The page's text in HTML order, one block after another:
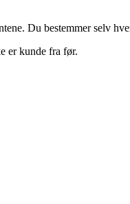
Du bestemmer selv
er kunde fra før.